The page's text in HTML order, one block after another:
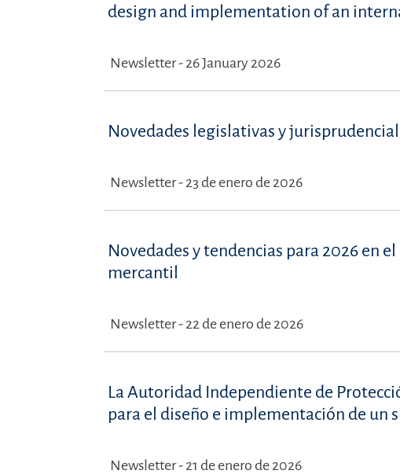
design and implementation of an
Newsletter - 26 January 2026
Novedades legislativas y
Newsletter - 23 de enero de 2026
Novedades y tendencias para 2026 en
mercantil
Newsletter - 22 de enero de 2026
La Autoridad Independiente de
para el diseño e implementación de un
Newsletter - 21 de enero de 2026